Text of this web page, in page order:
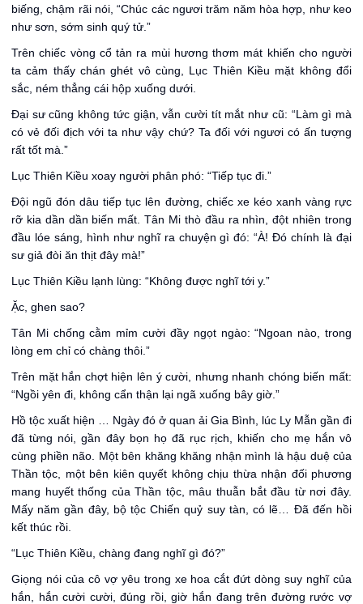
biếng, chậm rãi nói, “Chúc các ngươi trăm năm hòa hợp, như keo
như sơn, sớm sinh quý tử.”
Trên chiếc vòng cổ tản ra mùi hương thơm mát khiến cho người
ta cảm thấy chán ghét vô cùng, Lục Thiên Kiều mặt không đổi
sắc, ném thẳng cái hộp xuống dưới.
Đại sư cũng không tức giận, vẫn cười tít mắt như cũ: “Làm gì mà
có vẻ đối địch với ta như vậy chứ? Ta đối với ngươi có ấn tượng
rất tốt mà.”
Lục Thiên Kiều xoay người phân phó: “Tiếp tục đi.”
Đội ngũ đón dâu tiếp tục lên đường, chiếc xe kéo xanh vàng rực
rỡ kia dần dần biến mất. Tân Mi thò đầu ra nhìn, đột nhiên trong
đầu lóe sáng, hình như nghĩ ra chuyện gì đó: “À! Đó chính là đại
sư giả đòi ăn thịt đây mà!”
Lục Thiên Kiều lạnh lùng: “Không được nghĩ tới y.”
Ặc, ghen sao?
Tân Mi chống cằm mỉm cười đầy ngọt ngào: “Ngoan nào, trong
lòng em chỉ có chàng thôi.”
Trên mặt hắn chợt hiện lên ý cười, nhưng nhanh chóng biến mất:
“Ngồi yên đi, không cẩn thận lại ngã xuống bây giờ.”
Hồ tộc xuất hiện … Ngày đó ở quan ải Gia Bình, lúc Ly Mẫn gần đi
đã từng nói, gần đây bọn họ đã rục rịch, khiến cho mẹ hắn vô
cùng phiền não. Một bên khăng khăng nhận mình là hậu duệ của
Thần tộc, một bên kiên quyết không chịu thừa nhận đối phương
mang huyết thống của Thần tộc, mâu thuẫn bắt đầu từ nơi đây.
Mấy năm gần đây, bộ tộc Chiến quỷ suy tàn, có lẽ… Đã đến hồi
kết thúc rồi.
“Lục Thiên Kiều, chàng đang nghĩ gì đó?”
Giọng nói của cô vợ yêu trong xe hoa cắt đứt dòng suy nghĩ của
hắn, hắn cười cười, đúng rồi, giờ hắn đang trên đường rước vợ